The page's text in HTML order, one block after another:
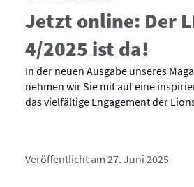
Jetzt online: Der
4/2025 ist da!
In der neuen Ausgabe unseres
nehmen wir Sie mit auf eine
das vielfältige Engagement der
Veröffentlicht am 27. Juni 2025